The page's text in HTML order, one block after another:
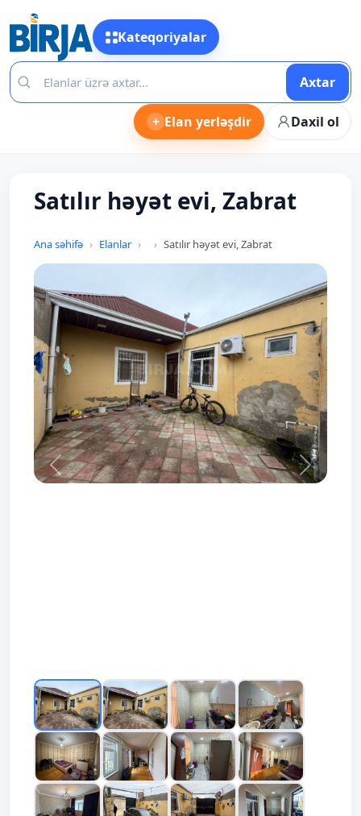
Kateqoriyalar
Axtar
+ Elan yerləşdir Daxil ol
Satılır həyət evi, Zabrat
Ana səhifə Elanlar Satılır həyət evi, Zabrat
Prev Next